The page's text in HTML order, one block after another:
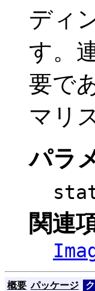
ディ
す。
要で
マリ
パラ
関連
概要 パッケージ